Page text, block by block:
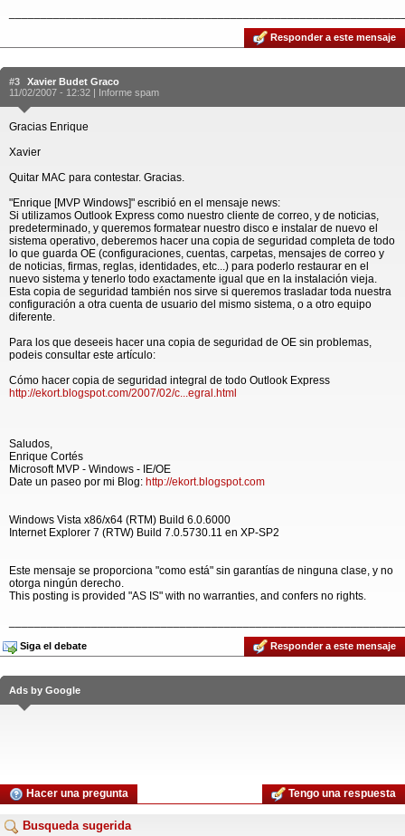
Responder a este mensaje
#3
Xavier Budet Graco
11/02/2007 - 12:32 | Informe spam
Gracias Enrique
Xavier
Quitar MAC para contestar. Gracias.
"Enrique [MVP Windows]" escribió en el mensaje news:
Si utilizamos Outlook Express como nuestro cliente de correo, y de noticias,
predeterminado, y queremos formatear nuestro disco e instalar de nuevo el
sistema operativo, deberemos hacer una copia de seguridad completa de todo
lo que guarda OE (configuraciones, cuentas, carpetas, mensajes de correo y
de noticias, firmas, reglas, identidades, etc...) para poderlo restaurar en el
nuevo sistema y tenerlo todo exactamente igual que en la instalación vieja.
Esta copia de seguridad también nos sirve si queremos trasladar toda nuestra
configuración a otra cuenta de usuario del mismo sistema, o a otro equipo
diferente.
Para los que deseeis hacer una copia de seguridad de OE sin problemas,
podeis consultar este artículo:
Cómo hacer copia de seguridad integral de todo Outlook Express
http://ekort.blogspot.com/2007/02/c...egral.html
Saludos,
Enrique Cortés
Microsoft MVP - Windows - IE/OE
Date un paseo por mi Blog: http://ekort.blogspot.com
Windows Vista x86/x64 (RTM) Build 6.0.6000
Internet Explorer 7 (RTW) Build 7.0.5730.11 en XP-SP2
Este mensaje se proporciona "como está" sin garantías de ninguna clase, y no
otorga ningún derecho.
This posting is provided "AS IS" with no warranties, and confers no rights.
Siga el debate Responder a este mensaje
Ads by Google
Hacer una pregunta Tengo una respuesta
Busqueda sugerida